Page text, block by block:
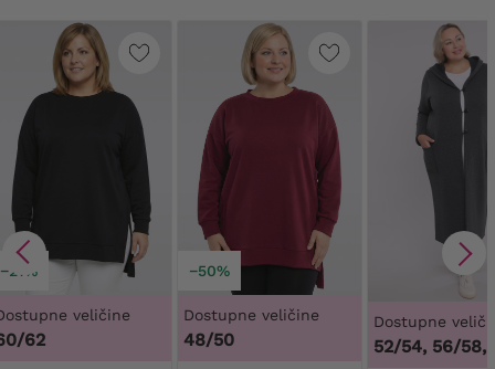
−21%
veličine
62
−50%
Dostupne veličine
48/50
Dostupne
48/50, 52/54, 56/58,